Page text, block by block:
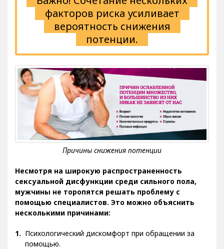
Важно! Сочетание нескольких
факторов риска усиливает
вероятность снижения
потенции.
Несмотря на широкую распространенность
сексуальной дисфункции среди сильного пола,
мужчины не торопятся решать проблему с
помощью специалистов. Это можно объяснить
несколькими причинами:
Психологический дискомфорт при обращении за